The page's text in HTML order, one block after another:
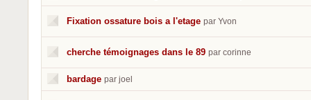
Fixation ossature bois a l'etage par Yvon
cherche témoignages dans le 89 par corinne
bardage par joel